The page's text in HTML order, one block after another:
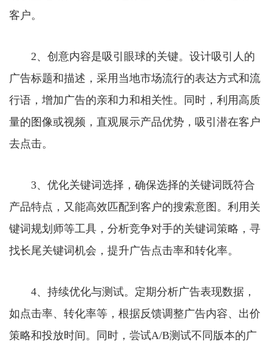
客户。
2、创意内容是吸引眼球的关键。设计吸引人的
广告标题和描述，采用当地市场流行的表达方式和流
行语，增加广告的亲和力和相关性。同时，利用高质
量的图像或视频，直观展示产品优势，吸引潜在客户
去点击。
3、优化关键词选择，确保选择的关键词既符合
产品特点，又能高效匹配到客户的搜索意图。利用关
键词规划师等工具，分析竞争对手的关键词策略，寻
找长尾关键词机会，提升广告点击率和转化率。
4、持续优化与测试。定期分析广告表现数据，
如点击率、转化率等，根据反馈调整广告内容、出价
策略和投放时间。同时，尝试A/B测试不同版本的广